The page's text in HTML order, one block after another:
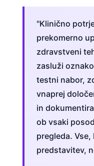
"Klinično
prekomerno
zdravstveni
zasluži
testni nabor,
vnaprej
in
ob vsaki
pregleda. Vse,
predstavitev,